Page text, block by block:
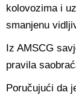
kolovozima i
smanjenu
Iz AMSCG
pravila
Poručujući da